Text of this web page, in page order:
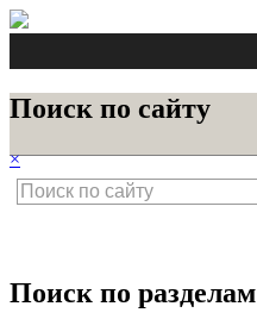
Поиск по сайту
×
Поиск по разделам